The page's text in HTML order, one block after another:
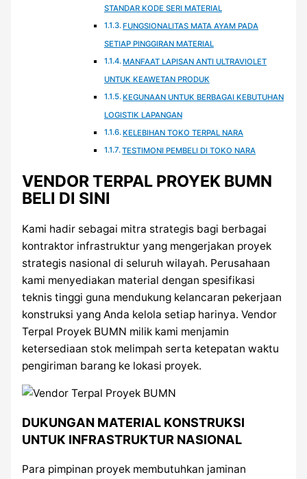
STANDAR KODE SERI MATERIAL
FUNGSIONALITAS MATA AYAM PADA
SETIAP PINGGIRAN MATERIAL
MANFAAT LAPISAN ANTI ULTRAVIOLET
UNTUK KEAWETAN PRODUK
KEGUNAAN UNTUK BERBAGAI KEBUTUHAN
LOGISTIK LAPANGAN
KELEBIHAN TOKO TERPAL NARA
TESTIMONI PEMBELI DI TOKO NARA
VENDOR TERPAL PROYEK BUMN
BELI DI SINI
Kami hadir sebagai mitra strategis bagi berbagai
kontraktor infrastruktur yang mengerjakan proyek
strategis nasional di seluruh wilayah. Perusahaan
kami menyediakan material dengan spesifikasi
teknis tinggi guna mendukung kelancaran pekerjaan
konstruksi yang Anda kelola setiap harinya. Vendor
Terpal Proyek BUMN milik kami menjamin
ketersediaan stok melimpah serta ketepatan waktu
pengiriman barang ke lokasi proyek.
DUKUNGAN MATERIAL KONSTRUKSI
UNTUK INFRASTRUKTUR NASIONAL
Para pimpinan proyek membutuhkan jaminan